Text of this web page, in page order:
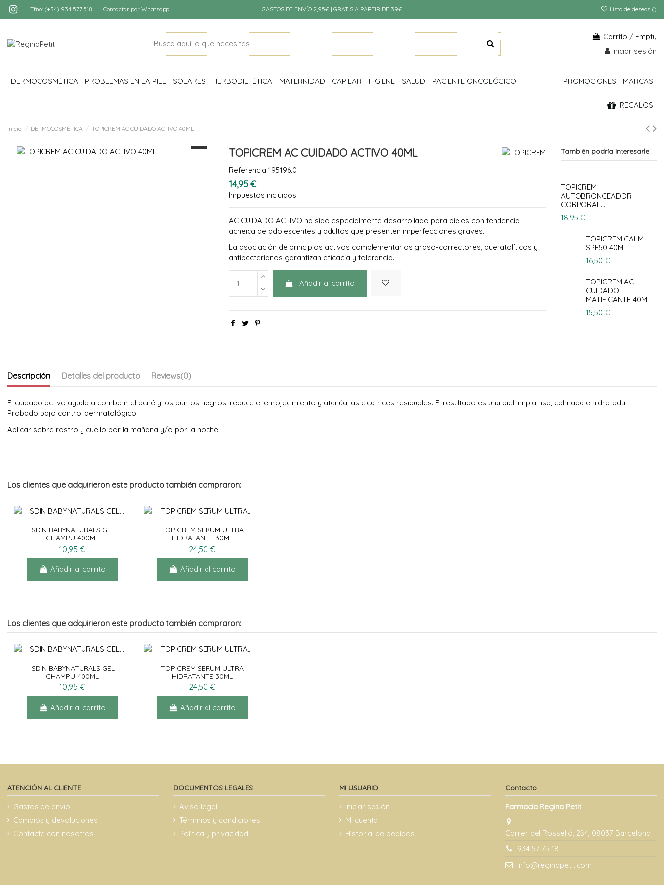
Tfno: (+34) 934 577 518 Contactar por Whatsapp GASTOS DE ENVÍO 2,95€ | GRATIS A PARTIR DE 39€ Lista de deseos ()
Carrito / Empty
Iniciar sesión
DERMOCOSMÉTICA PROBLEMAS EN LA PIEL SOLARES HERBODIETÉTICA MATERNIDAD CAPILAR HIGIENE SALUD PACIENTE ONCOLÓGICO MARCAS
PROMOCIONES
REGALOS
Inicio DERMOCOSMÉTICA TOPICREM AC CUIDADO ACTIVO 40ML
TOPICREM AC CUIDADO ACTIVO 40ML
Referencia 195196.0
14,95 €
Impuestos incluidos
AC CUIDADO ACTIVO ha sido especialmente desarrollado para pieles con tendencia
acneica de adolescentes y adultos que presenten imperfecciones graves.
La asociación de principios activos complementarios graso-correctores, queratolíticos y
antibacterianos garantizan eficacia y tolerancia.
Añadir al carrito
También podría interesarle
TOPICREM
AUTOBRONCEADOR
CORPORAL...
18,95 €
TOPICREM CALM+
SPF50 40ML
16,50 €
TOPICREM AC
CUIDADO
MATIFICANTE 40ML
15,50 €
Descripción Detalles del producto Reviews(0)
El cuidado activo ayuda a combatir el acné y los puntos negros, reduce el enrojecimiento y atenúa las cicatrices residuales. El resultado es una piel limpia, lisa, calmada e hidratada.
Probado bajo control dermatológico.
Aplicar sobre rostro y cuello por la mañana y/o por la noche.
Los clientes que adquirieron este producto también compraron:
ISDIN BABYNATURALS GEL
CHAMPU 400ML
10,95 €
Añadir al carrito
TOPICREM SERUM ULTRA
HIDRATANTE 30ML
24,50 €
Añadir al carrito
Los clientes que adquirieron este producto también compraron:
ISDIN BABYNATURALS GEL
CHAMPU 400ML
10,95 €
Añadir al carrito
TOPICREM SERUM ULTRA
HIDRATANTE 30ML
24,50 €
Añadir al carrito
ATENCIÓN AL CLIENTE
Gastos de envío
Cambios y devoluciones
Contacte con nosotros
DOCUMENTOS LEGALES
Aviso legal
Términos y condiciones
Politica y privacidad
MI USUARIO
Iniciar sesión
Mi cuenta
Historial de pedidos
Contacto
Farmacia Regina Petit
Carrer del Rosselló, 284, 08037 Barcelona
934 57 75 18
info@reginapetit.com